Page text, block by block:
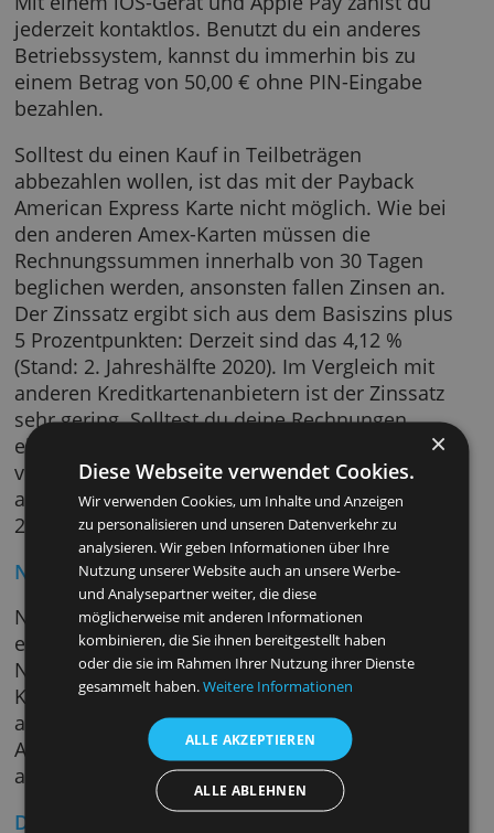
fremden Währungen wird eine Gebühr von
% fällig. Diese gilt sowohl an Automaten als
auch für Zahlungen, die on- oder offline
werden.
Mit einem iOS-Gerät und Apple Pay zahlst du
jederzeit kontaktlos. Benutzt du ein anderes
Betriebssystem, kannst du immerhin bis zu
einem Betrag von 50,00 € ohne PIN-Eingabe
bezahlen.
Solltest du einen Kauf in Teilbeträgen
abbezahlen wollen, ist das mit der Payback
American Express Karte nicht möglich. Wie
den anderen Amex-Karten müssen die
Rechnungssummen innerhalb von 30 Tagen
beglichen werden, ansonsten fallen Zinsen
Der Zinssatz ergibt sich aus dem Basiszins
5 Prozentpunkten: Derzeit sind das 4,12 %
(Stand: 2. Jahreshälfte 2020). Im Vergleich mit
anderen Kreditkartenanbietern ist der
sehr gering. Solltest du deine Rechnungen
einmal nicht entrichten können, fallen
vergleichsweise geringe zusätzliche Kosten
an. Die 1. Mahnung ist kostenlos, ab der
2. fallen jeweils 8,00 € Mahngebühren an.
Neukundenaktion:
Diese Webseite verwendet Cookies.
Wir verwenden Cookies, um Inhalte und Anzeigen
zu personalisieren und unseren Datenverkehr zu
analysieren. Wir geben Informationen über Ihre
Nutzung unserer Website auch an unsere Werbe-